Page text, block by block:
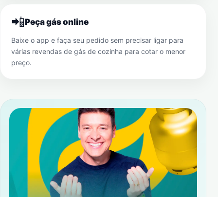
📲Peça gás online
Baixe o app e faça seu pedido sem precisar ligar para
várias revendas de gás de cozinha para cotar o menor
preço.